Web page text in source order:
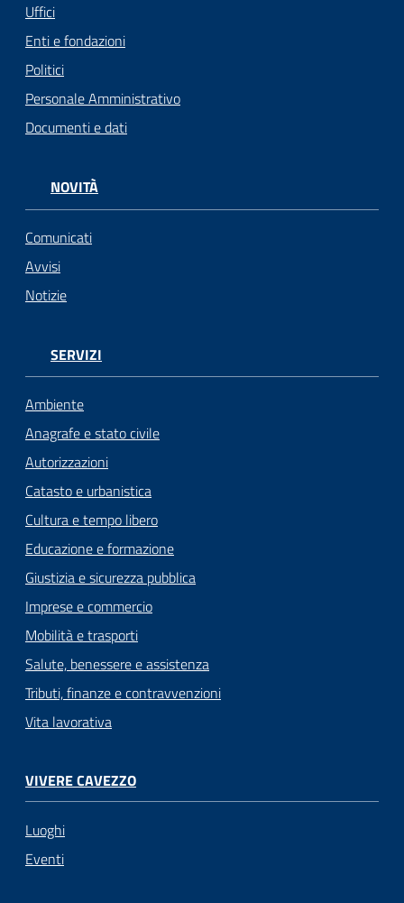
Uffici
Enti e fondazioni
Politici
Personale Amministrativo
Documenti e dati
NOVITÀ
Comunicati
Avvisi
Notizie
SERVIZI
Ambiente
Anagrafe e stato civile
Autorizzazioni
Catasto e urbanistica
Cultura e tempo libero
Educazione e formazione
Giustizia e sicurezza pubblica
Imprese e commercio
Mobilità e trasporti
Salute, benessere e assistenza
Tributi, finanze e contravvenzioni
Vita lavorativa
VIVERE CAVEZZO
Luoghi
Eventi